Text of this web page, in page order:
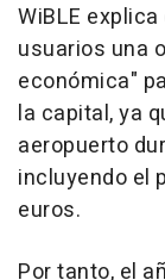
WiBLE
usuarios una
económica"
la capital, ya
aeropuerto
incluyendo el
euros.
Por tanto, el